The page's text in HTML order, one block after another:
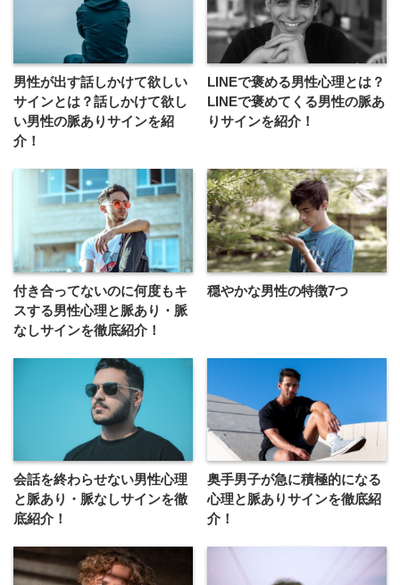
男性が出す話しかけて欲しい
サインとは？話しかけて欲し
い男性の脈ありサインを紹
介！
LINEで褒める男性心理とは？
LINEで褒めてくる男性の脈あ
りサインを紹介！
付き合ってないのに何度もキ
スする男性心理と脈あり・脈
なしサインを徹底紹介！
穏やかな男性の特徴7つ
会話を終わらせない男性心理
と脈あり・脈なしサインを徹
底紹介！
奥手男子が急に積極的になる
心理と脈ありサインを徹底紹
介！